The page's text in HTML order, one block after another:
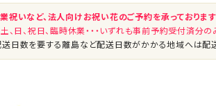
祝いなど、法人向けお祝い花のご予約を承っております
、日、祝日、臨時休業・・・いずれも事前予約受付済分の
送日数を要する離島など配送日数がかかる地域へは配